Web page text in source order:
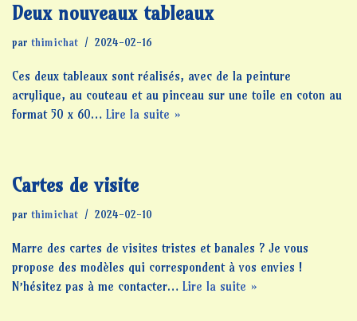
Deux nouveaux tableaux
par thimichat 2024-02-16
Ces deux tableaux sont réalisés, avec de la peinture
acrylique, au couteau et au pinceau sur une toile en coton au
format 50 x 60… Lire la suite »
Cartes de visite
par thimichat 2024-02-10
Marre des cartes de visites tristes et banales ? Je vous
propose des modèles qui correspondent à vos envies !
N’hésitez pas à me contacter… Lire la suite »